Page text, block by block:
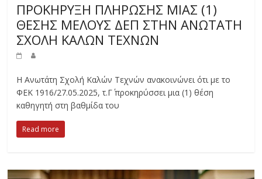
ΠΡΟΚΗΡΥΞΗ ΠΛΗΡΩΣΗΣ ΜΙΑΣ (1)
ΘΕΣΗΣ ΜΕΛΟΥΣ ΔΕΠ ΣΤΗΝ ΑΝΩΤΑΤΗ
ΣΧΟΛΗ ΚΑΛΩΝ ΤΕΧΝΩΝ
Η Ανωτάτη Σχολή Καλών Τεχνών ανακοινώνει ότι με το
ΦΕΚ 1916/27.05.2025, τ.Γ΄ προκηρύσσει μια (1) θέση
καθηγητή στη βαθμίδα του
Read more